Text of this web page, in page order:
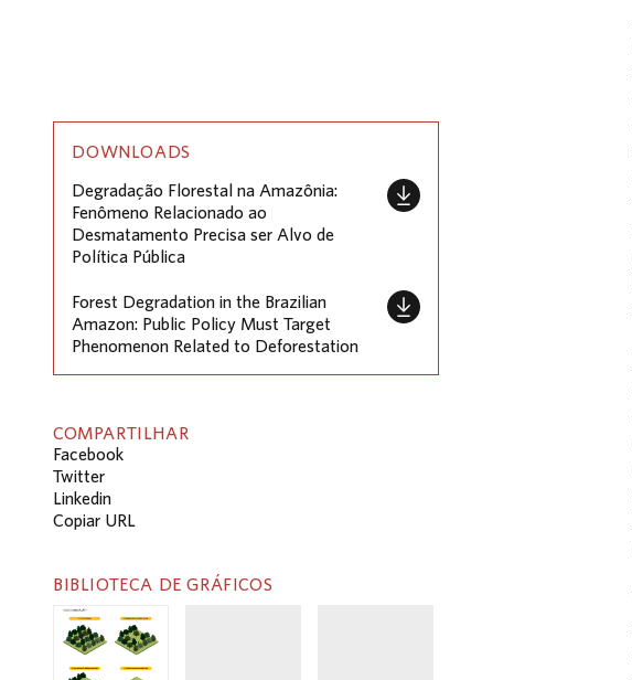
DOWNLOADS
Degradação Florestal na Amazônia:
Fenômeno Relacionado ao
Desmatamento Precisa ser Alvo de
Política Pública
Forest Degradation in the Brazilian
Amazon: Public Policy Must Target
Phenomenon Related to Deforestation
COMPARTILHAR
Facebook
Twitter
Linkedin
Copiar URL
BIBLIOTECA DE GRÁFICOS